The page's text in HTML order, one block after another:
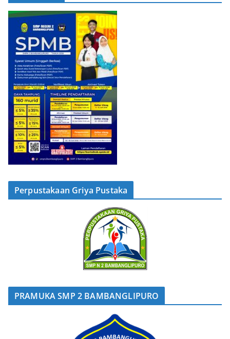
Perpustakaan Griya Pustaka
PRAMUKA SMP 2 BAMBANGLIPURO